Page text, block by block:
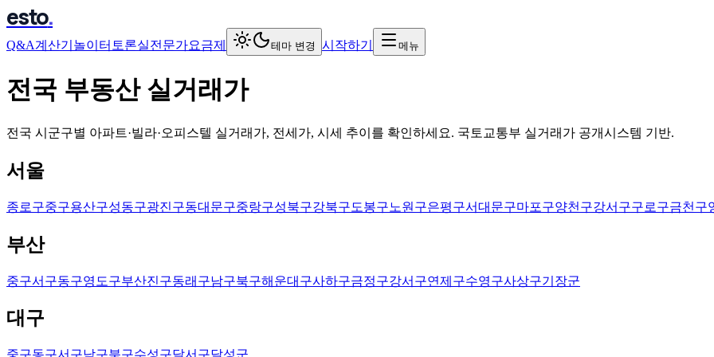
esto.
Q&A계산기 놀이터 토론실전문가요금제 테마 변경 시작하기 메뉴
전국 부동산 실거래가
전국 시군구별 아파트·빌라·오피스텔 실거래가, 전세가, 시세 추이를 확인하세요. 국토교통부 실거래가 공개시스템 기반.
서울
종로구중구용산구성동구광진구동대문구중랑구성북구강북구도봉구노원구은평구서대문구마포구양천구강서구구로구금천구
부산
중구서구동구영도구부산진구동래구남구북구해운대구사하구금정구강서구연제구수영구사상구기장군
대구